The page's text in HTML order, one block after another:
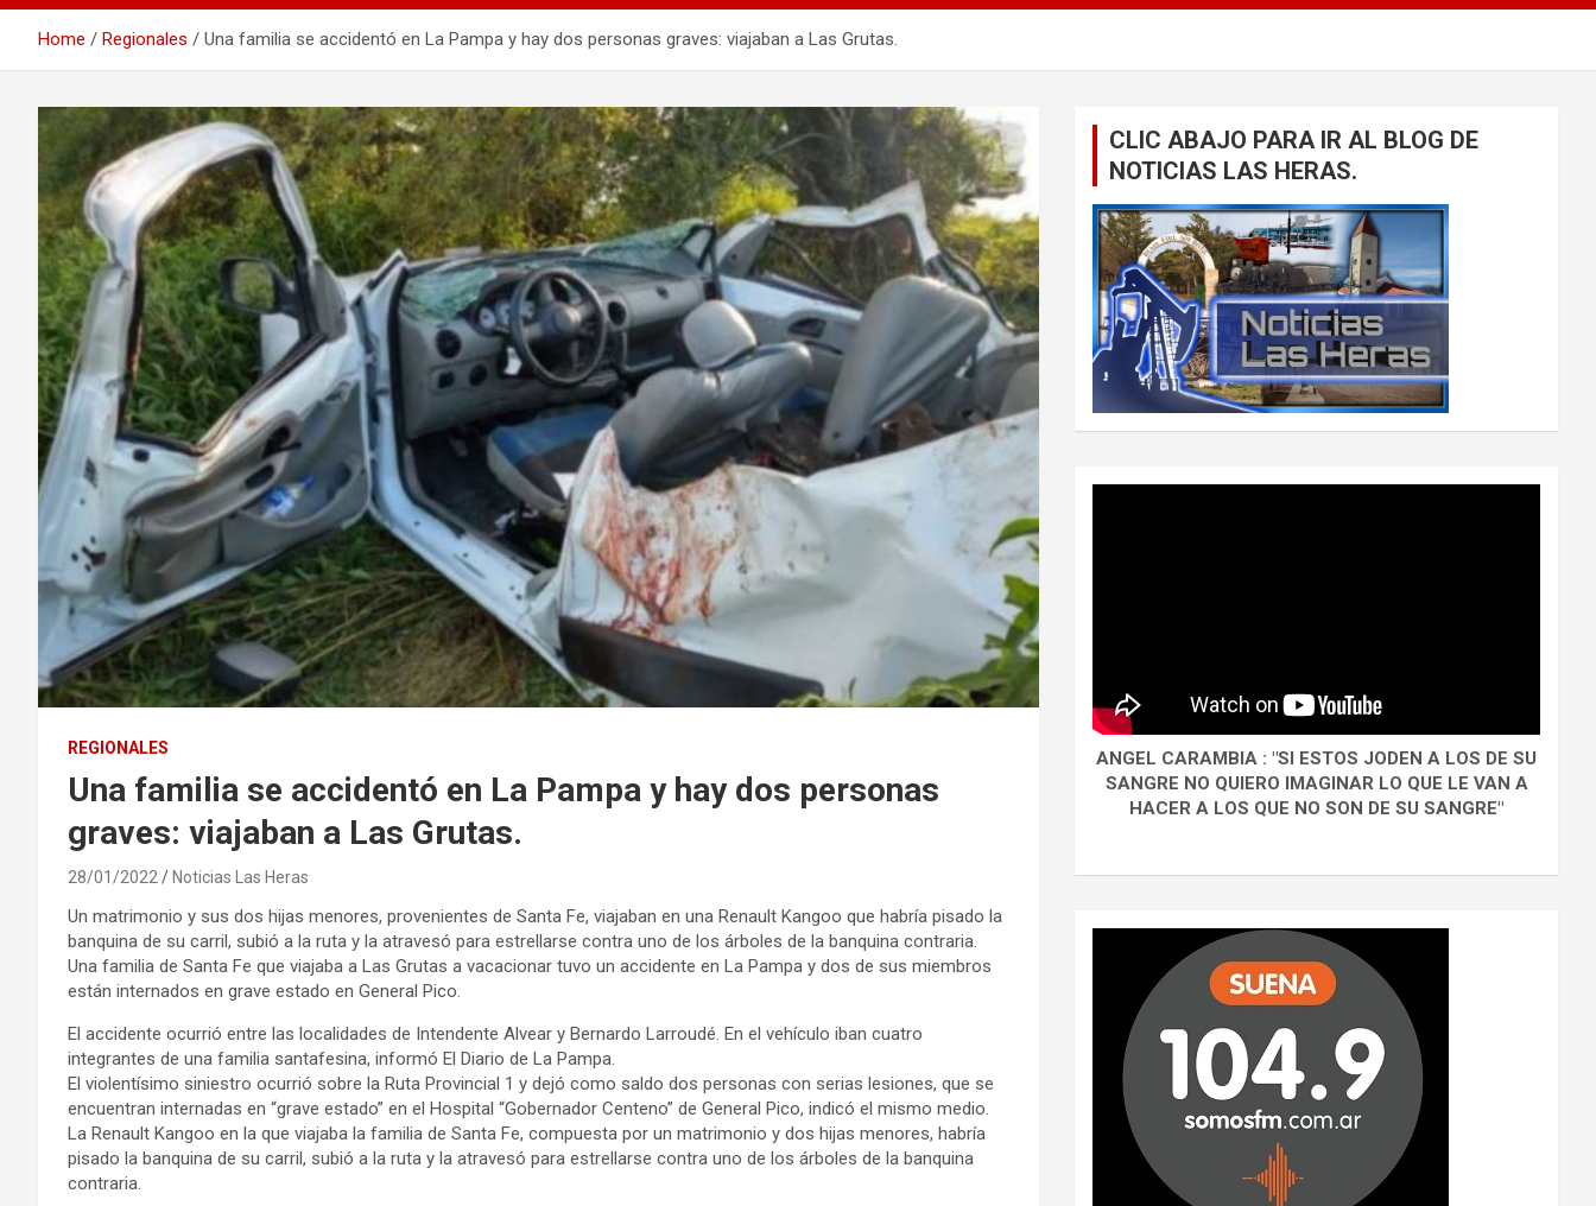
Home Regionales Una familia se accidentó en La Pampa y hay dos personas graves: viajaban a Las Grutas.
REGIONALES
Una familia se accidentó en La Pampa y hay dos personas
graves: viajaban a Las Grutas.
28/01/2022 Noticias Las Heras
Un matrimonio y sus dos hijas menores, provenientes de Santa Fe, viajaban en una Renault Kangoo que habría pisado la
banquina de su carril, subió a la ruta y la atravesó para estrellarse contra uno de los árboles de la banquina contraria.
Una familia de Santa Fe que viajaba a Las Grutas a vacacionar tuvo un accidente en La Pampa y dos de sus miembros
están internados en grave estado en General Pico.
El accidente ocurrió entre las localidades de Intendente Alvear y Bernardo Larroudé. En el vehículo iban cuatro
integrantes de una familia santafesina, informó El Diario de La Pampa.
El violentísimo siniestro ocurrió sobre la Ruta Provincial 1 y dejó como saldo dos personas con serias lesiones, que se
encuentran internadas en “grave estado” en el Hospital “Gobernador Centeno” de General Pico, indicó el mismo medio.
La Renault Kangoo en la que viajaba la familia de Santa Fe, compuesta por un matrimonio y dos hijas menores, habría
pisado la banquina de su carril, subió a la ruta y la atravesó para estrellarse contra uno de los árboles de la banquina
contraria.
CLIC ABAJO PARA IR AL BLOG DE
NOTICIAS LAS HERAS.
ANGEL CARAMBIA : "SI ESTOS JODEN A LOS DE SU
SANGRE NO QUIERO IMAGINAR LO QUE LE VAN A
HACER A LOS QUE NO SON DE SU SANGRE"